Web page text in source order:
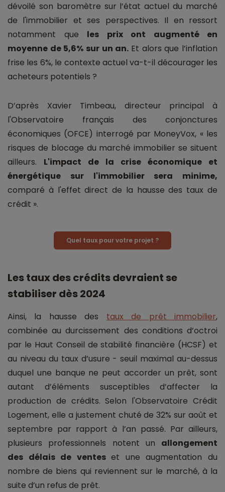
dévoilé son baromètre sur l’état actuel du marché
de l'immobilier et ses perspectives. Il en ressort
notamment que les prix ont augmenté en
moyenne de 5,6% sur un an. Et alors que l’inflation
frise les 6%, le contexte actuel va-t-il décourager les
acheteurs potentiels ?
D’après Xavier Timbeau, directeur principal à
l'Observatoire français des conjonctures
économiques (OFCE) interrogé par MoneyVox, « les
risques de blocage du marché immobilier se situent
ailleurs. L'impact de la crise économique et
énergétique sur l'immobilier sera minime,
comparé à l'effet direct de la hausse des taux de
crédit ».
Quel taux pour votre projet ?
Les taux des crédits devraient se
stabiliser dès 2024
Ainsi, la hausse des taux de prêt immobilier,
combinée au durcissement des conditions d’octroi
par le Haut Conseil de stabilité financière (HCSF) et
au niveau du taux d’usure - seuil maximal au-dessus
duquel une banque ne peut accorder un prêt, sont
autant d’éléments susceptibles d’affecter la
production de crédits. Selon l'Observatoire Crédit
Logement, elle a justement chuté de 32% sur août et
septembre par rapport à l’an passé. Par ailleurs,
plusieurs professionnels notent un allongement
des délais de venteset une augmentation du
nombre de biens qui reviennent sur le marché, à la
suite d’un refus de prêt.